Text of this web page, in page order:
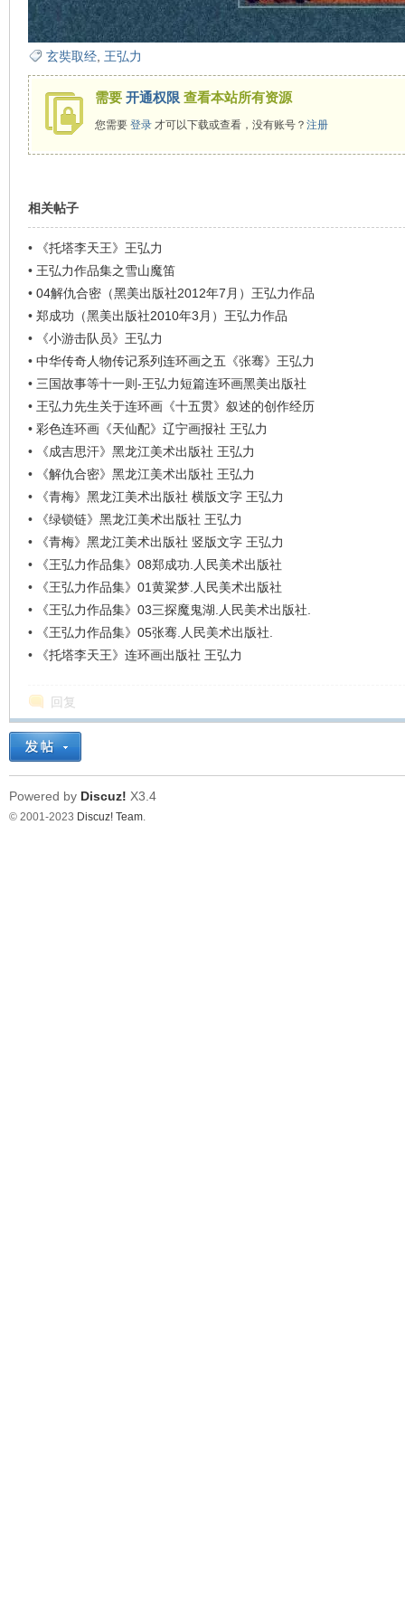
玄奘取经, 王弘力
需要 开通权限 查看本站所有资源
您需要 登录才可以下载或查看，没有账号？ 注册
相关帖子
•
《托塔李天王》王弘力
• 王弘力作品集之雪山魔笛
• 04解仇合密（黑美出版社2012年7月）王弘力作品
• 郑成功（黑美出版社2010年3月）王弘力作品
•
《小游击队员》王弘力
• 中华传奇人物传记系列连环画之五《张骞》王弘力
• 三国故事等十一则-王弘力短篇连环画黑美出版社
• 王弘力先生关于连环画《十五贯》叙述的创作经历
• 彩色连环画《天仙配》辽宁画报社 王弘力
•
《成吉思汗》黑龙江美术出版社 王弘力
•
《解仇合密》黑龙江美术出版社 王弘力
•
《青梅》黑龙江美术出版社 横版文字 王弘力
•
《绿锁链》黑龙江美术出版社 王弘力
•
《青梅》黑龙江美术出版社 竖版文字 王弘力
•
《王弘力作品集》08郑成功.人民美术出版社
•
《王弘力作品集》01黄粱梦.人民美术出版社
•
《王弘力作品集》03三探魔鬼湖.人民美术出版社.
•
《王弘力作品集》05张骞.人民美术出版社.
•
《托塔李天王》连环画出版社 王弘力
回复
Powered by Discuz! X3.4
© 2001-2023 Discuz! Team.